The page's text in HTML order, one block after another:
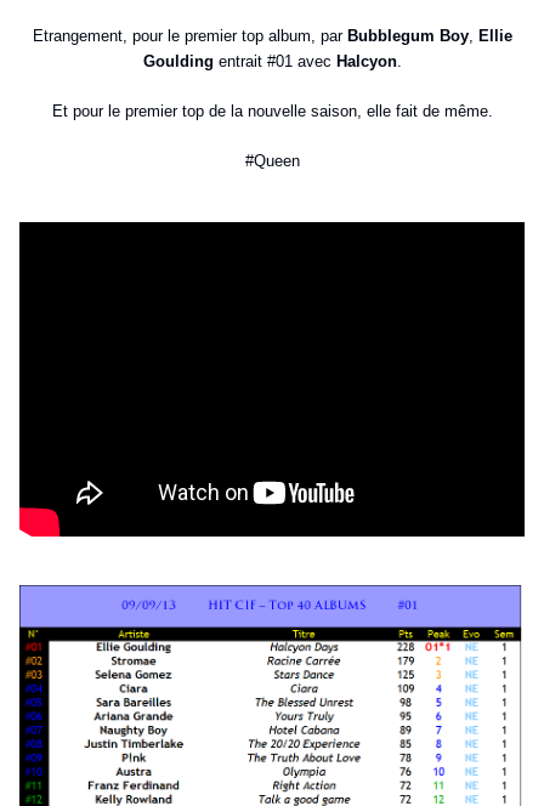
Etrangement, pour le premier top album, par Bubblegum Boy, Ellie
Goulding entrait #01 avec Halcyon.
Et pour le premier top de la nouvelle saison, elle fait de même.
#Queen